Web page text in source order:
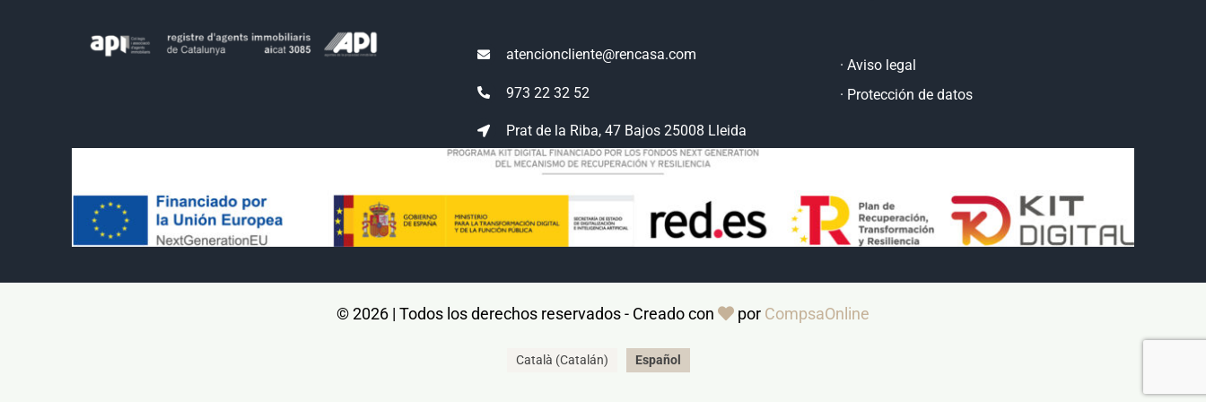
atencioncliente@rencasa.com
973 22 32 52
Prat de la Riba, 47 Bajos 25008 Lleida
· Aviso legal
· Protección de datos
© 2026 | Todos los derechos reservados - Creado con por CompsaOnline
Català (Catalán) Español